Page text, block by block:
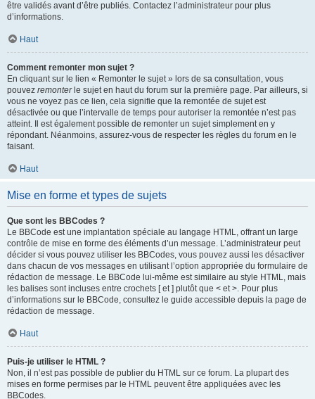
être validés avant d’être publiés. Contactez l’administrateur pour plus
d’informations.
Haut
Comment remonter mon sujet ?
En cliquant sur le lien « Remonter le sujet » lors de sa consultation, vous
pouvez remonterle sujet en haut du forum sur la première page. Par ailleurs, si
vous ne voyez pas ce lien, cela signifie que la remontée de sujet est
désactivée ou que l’intervalle de temps pour autoriser la remontée n’est pas
atteint. Il est également possible de remonter un sujet simplement en y
répondant. Néanmoins, assurez-vous de respecter les règles du forum en le
faisant.
Haut
Mise en forme et types de sujets
Que sont les BBCodes ?
Le BBCode est une implantation spéciale au langage HTML, offrant un large
contrôle de mise en forme des éléments d’un message. L’administrateur peut
décider si vous pouvez utiliser les BBCodes, vous pouvez aussi les désactiver
dans chacun de vos messages en utilisant l’option appropriée du formulaire de
rédaction de message. Le BBCode lui-même est similaire au style HTML, mais
les balises sont incluses entre crochets [ et ] plutôt que < et >. Pour plus
d’informations sur le BBCode, consultez le guide accessible depuis la page de
rédaction de message.
Haut
Puis-je utiliser le HTML ?
Non, il n’est pas possible de publier du HTML sur ce forum. La plupart des
mises en forme permises par le HTML peuvent être appliquées avec les
BBCodes.